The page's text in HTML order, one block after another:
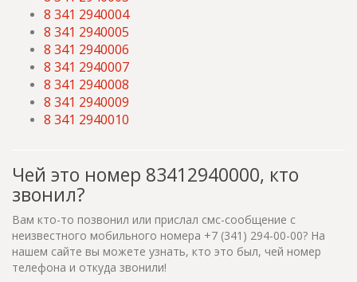
8 341 2940004
8 341 2940005
8 341 2940006
8 341 2940007
8 341 2940008
8 341 2940009
8 341 2940010
Чей это номер 83412940000, кто
звонил?
Вам кто-то позвонил или прислал смс-сообщение с
неизвестного мобильного номера +7 (341) 294-00-00? На
нашем сайте вы можете узнать, кто это был, чей номер
телефона и откуда звонили!